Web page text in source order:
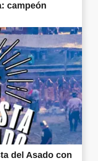
campeón
del Asado con